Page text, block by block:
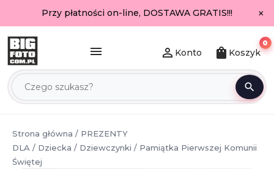
Przy płatności on-line, DOSTAWA GRATIS!!! ×
menu
search
person_outline Konto shopping_bag Koszyk
0
Strona główna / PREZENTY
DLA / Dziecka / Dziewczynki / Pamiątka Pierwszej Komunii
Świętej